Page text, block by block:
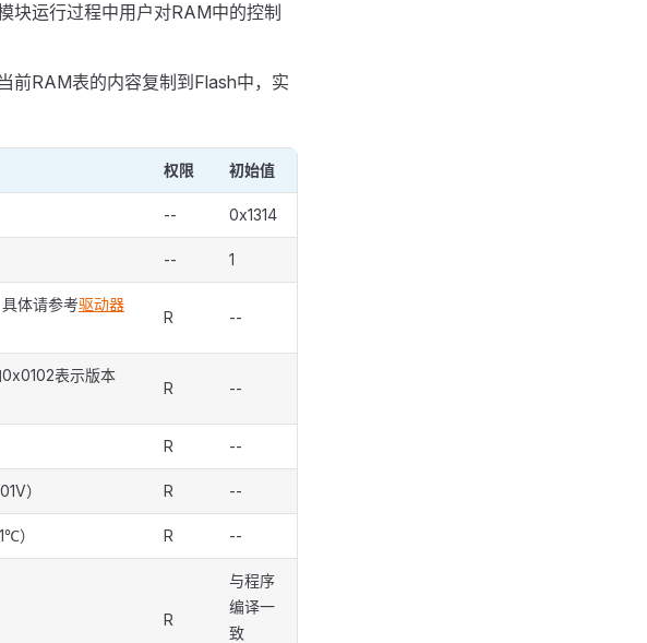
块运行过程中用户对RAM中的控制
前RAM表的内容复制到Flash中，实
权限 初始值
-- 0x1314
-- 1
体请参考驱动器
R --
表示版本
R --
R --
） R --
） R --
R
与程序
编译一
致